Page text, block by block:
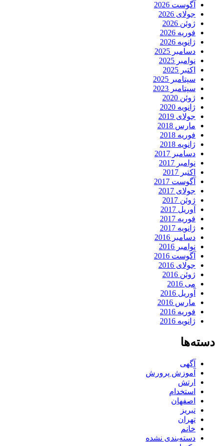
آگوست 2026
جولای 2026
ژوئن 2026
فوریه 2026
ژانویه 2026
دسامبر 2025
نوامبر 2025
اکتبر 2025
سپتامبر 2025
سپتامبر 2023
ژوئن 2020
ژانویه 2020
جولای 2019
مارس 2018
فوریه 2018
ژانویه 2018
دسامبر 2017
نوامبر 2017
اکتبر 2017
آگوست 2017
جولای 2017
ژوئن 2017
آوریل 2017
فوریه 2017
ژانویه 2017
دسامبر 2016
نوامبر 2016
آگوست 2016
جولای 2016
ژوئن 2016
می 2016
آوریل 2016
مارس 2016
فوریه 2016
ژانویه 2016
دسته‌ها
آگهی
آموزش پرورش
ارتش
استخدام
اصفهان
تبریز
تهران
خانم
دسته‌بندی نشده